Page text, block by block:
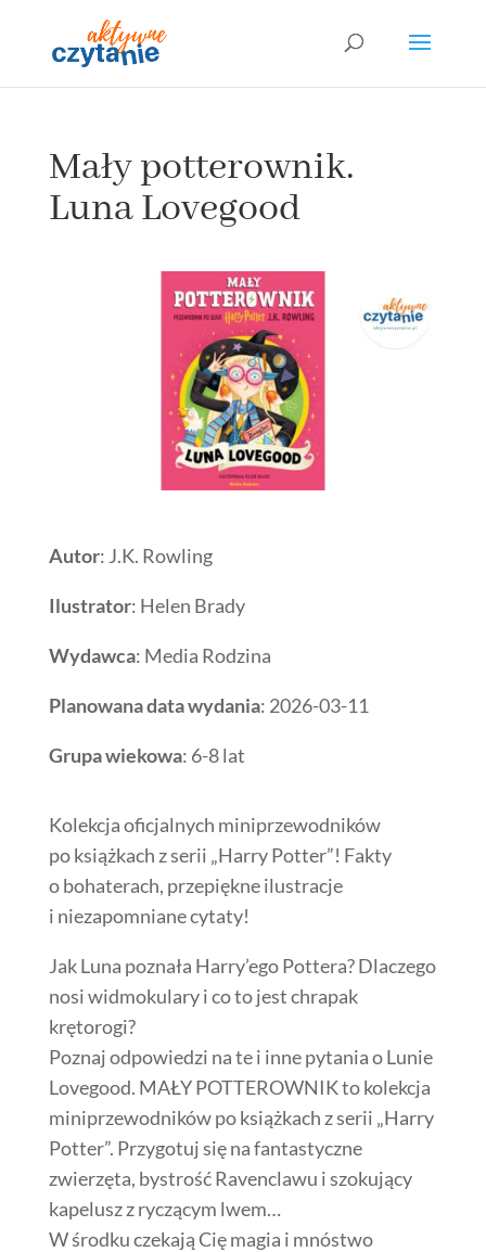
Mały potterownik.
Luna Lovegood
Autor: J.K. Rowling
Ilustrator: Helen Brady
Wydawca: Media Rodzina
Planowana data wydania: 2026-03-11
Grupa wiekowa: 6-8 lat
Kolekcja oficjalnych miniprzewodników
po książkach z serii „Harry Potter”! Fakty
o bohaterach, przepiękne ilustracje
i niezapomniane cytaty!
Jak Luna poznała Harry’ego Pottera? Dlaczego
nosi widmokulary i co to jest chrapak
krętorogi?
Poznaj odpowiedzi na te i inne pytania o Lunie
Lovegood. MAŁY POTTEROWNIK to kolekcja
miniprzewodników po książkach z serii „Harry
Potter”. Przygotuj się na fantastyczne
zwierzęta, bystrość Ravenclawu i szokujący
kapelusz z ryczącym lwem…
W środku czekają Cię magia i mnóstwo